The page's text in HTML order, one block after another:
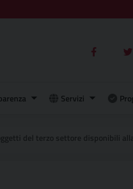
Servizi